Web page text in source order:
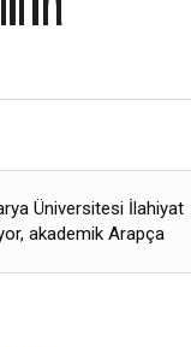
Üniversitesi İlahiyat
akademik Arapça